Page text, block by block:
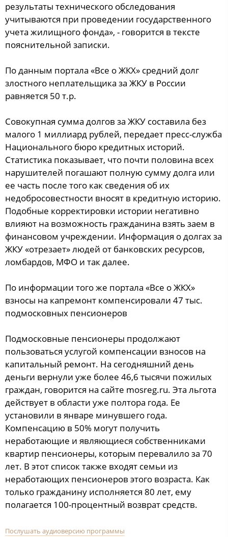
результаты технического обследования
учитываются при проведении государственного
учета жилищного фонда», - говорится в тексте
пояснительной записки.
По данным портала «Все о ЖКХ» средний долг
злостного неплательщика за ЖКУ в России
равняется 50 т.р.
Совокупная сумма долгов за ЖКУ составила без
малого 1 миллиард рублей, передает пресс-служба
Национального бюро кредитных историй.
Статистика показывает, что почти половина всех
нарушителей погашают полную сумму долга или
ее часть после того как сведения об их
недобросовестности вносят в кредитную историю.
Подобные корректировки истории негативно
влияют на возможность гражданина взять заем в
финансовом учреждении. Информация о долгах за
ЖКУ «отрезает» людей от банковских ресурсов,
ломбардов, МФО и так далее.
По информации того же портала «Все о ЖКХ»
взносы на капремонт компенсировали 47 тыс.
подмосковных пенсионеров
Подмосковные пенсионеры продолжают
пользоваться услугой компенсации взносов на
капитальный ремонт. На сегодняшний день
деньги вернули уже более 46,6 тысячи пожилых
граждан, говорится на сайте mosreg.ru. Эта льгота
действует в области уже полтора года. Ее
установили в январе минувшего года.
Компенсацию в 50% могут получить
неработающие и являющиеся собственниками
квартир пенсионеры, которым перевалило за 70
лет. В этот список также входят семьи из
неработающих пенсионеров этого возраста. Как
только гражданину исполняется 80 лет, ему
полагается 100-процентный возврат средств.
Послушать аудиоверсию программы